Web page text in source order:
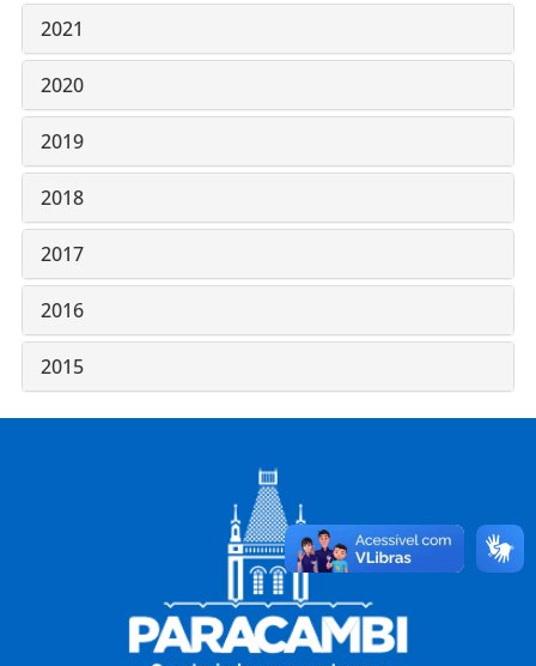
2021
2020
2019
2018
2017
2016
2015